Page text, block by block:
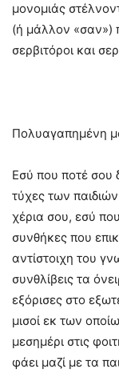
μονομιάς
(ή μάλλον «σαν»)
σερβιτόροι και
Πολυαγαπημένη
Εσύ που ποτέ σου
τύχες των
χέρια σου, εσύ
συνθήκες που
αντίστοιχη του
συνθλίβεις τα
εξόρισες στο
μισοί εκ των
μεσημέρι στις
φάει μαζί με τα